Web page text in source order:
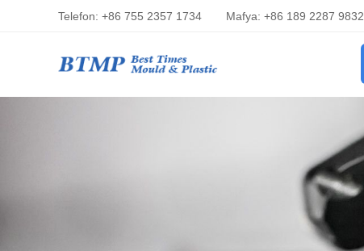
Telefon: +86 755 2357 1734 Mafya: +86 189 2287 9832